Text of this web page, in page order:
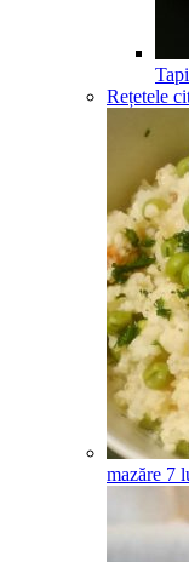
Rețetele
mazăre 7